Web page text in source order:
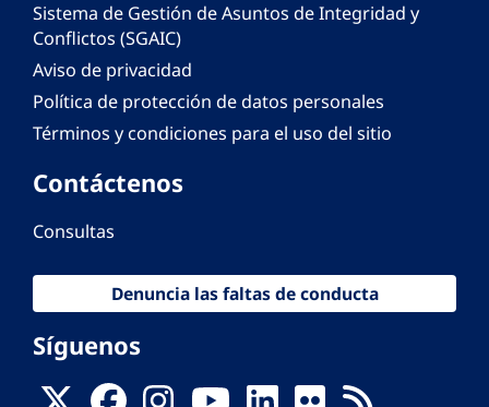
Sistema de Gestión de Asuntos de Integridad y
Conflictos (SGAIC)
Aviso de privacidad
Política de protección de datos personales
Términos y condiciones para el uso del sitio
Contáctenos
Consultas
Denuncia las faltas de conducta
Síguenos